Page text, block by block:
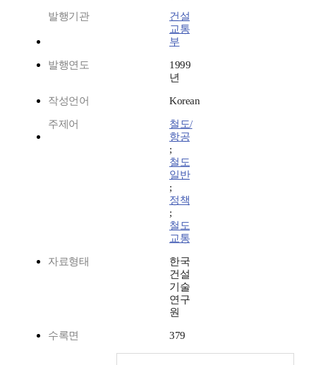
발행기관
건설
교통
부
발행연도
1999
년
작성언어 Korean
주제어
철도/
항공
;
철도
일반
;
정책
;
철도
교통
자료형태
한국
건설
기술
연구
원
수록면 379